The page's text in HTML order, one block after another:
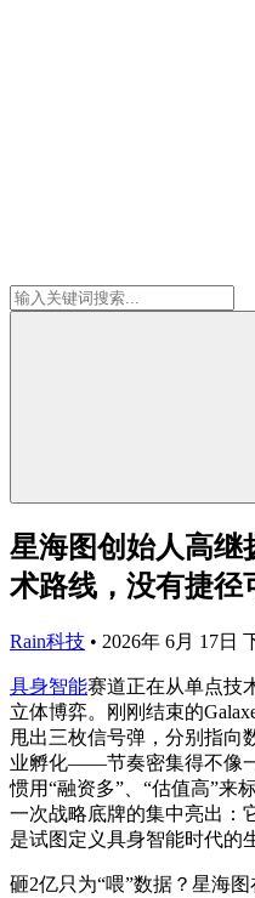
星海图创始人高继
术路线，没有捷径
Rain科技 • 2026年 6月 17日
具身智能赛道正在从单点技
立体博弈。刚刚结束的
甩出三枚信号弹，分别指向
业孵化——节奏密集得不像
惯用“融资多”、“估值高”来
一次战略底牌的集中亮出：
是试图定义具身智能时代的
砸2亿只为“喂”数据？星海